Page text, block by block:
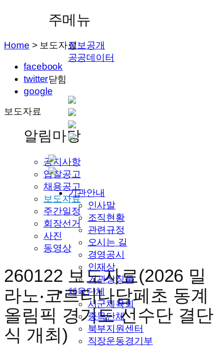
주메뉴
정보공개
공공데이터
닫힘
기관안내
인사말
조직현황
관련규정
오시는 길
경영공시
인재상
기관상징물
체육단체
시군체육회
종목단체
북부지원센터
직장운동경기부
Home > 보도자료
facebook
twitter
google
보도자료
알림마당
공지사항
입찰공고
채용공고
보도자료
주간일정
회장선거
사진
동영상
260122 보도자료(2026 밀
라노‧코르티나담페초 동계
올림픽 경기도 선수단 결단
식 개최)